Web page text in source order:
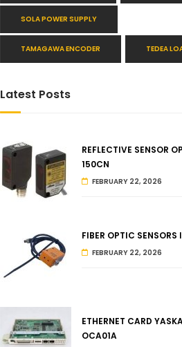
SOLA POWER SUPPLY
TAMAGAWA ENCODER TEDEA
Latest Posts
REFLECTIVE SENSOR
150CN
FEBRUARY 22, 2026
FIBER OPTIC SENSORS
FEBRUARY 22, 2026
ETHERNET CARD
OCA01A